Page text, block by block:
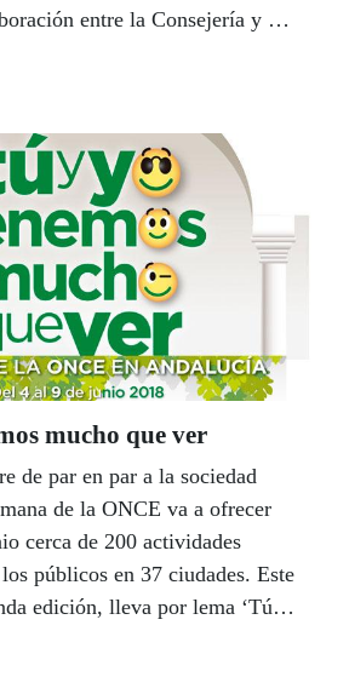
entre la Consejería y el
El acuerdo prevé acciones en
rehabilitación integral,
de I+D+i.
mucho que ver
de par en par a la sociedad
de la ONCE va a ofrecer
cerca de 200 actividades
públicos en 37 ciudades. Este
edición, lleva por lema ‘Tú y